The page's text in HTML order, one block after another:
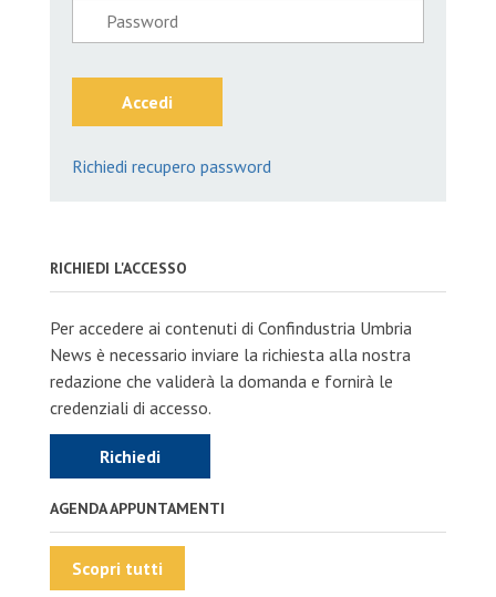
Accedi
Richiedi recupero password
RICHIEDI L'ACCESSO
Per accedere ai contenuti di Confindustria Umbria
News è necessario inviare la richiesta alla nostra
redazione che validerà la domanda e fornirà le
credenziali di accesso.
Richiedi
AGENDA APPUNTAMENTI
Scopri tutti